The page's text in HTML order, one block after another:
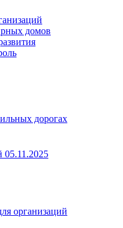
домов
дорогах
05.11.2025
организаций